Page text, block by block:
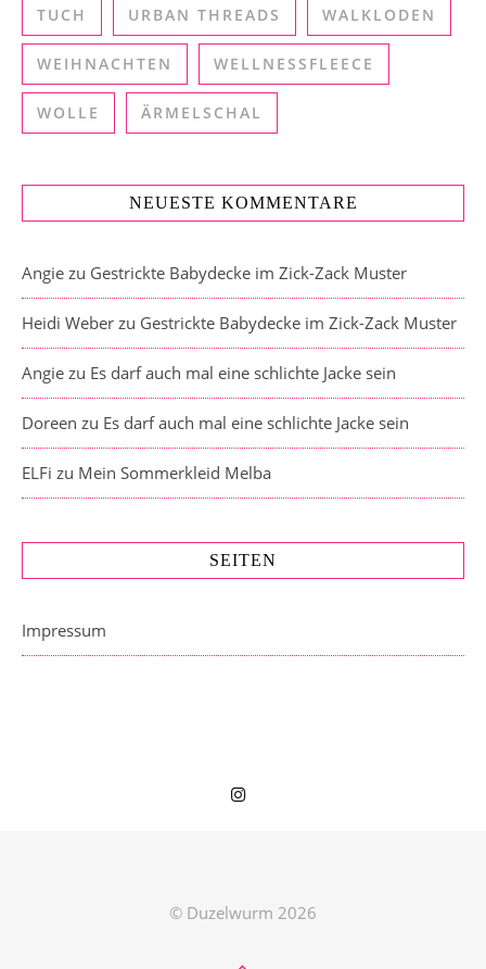
TUCH URBAN THREADS WALKLODEN
WEIHNACHTEN WELLNESSFLEECE
WOLLE ÄRMELSCHAL
NEUESTE KOMMENTARE
Angie zu Gestrickte Babydecke im Zick-Zack Muster
Heidi Weber zu Gestrickte Babydecke im Zick-Zack Muster
Angie zu Es darf auch mal eine schlichte Jacke sein
Doreen zu Es darf auch mal eine schlichte Jacke sein
ELFi zu Mein Sommerkleid Melba
SEITEN
Impressum
© Duzelwurm 2026